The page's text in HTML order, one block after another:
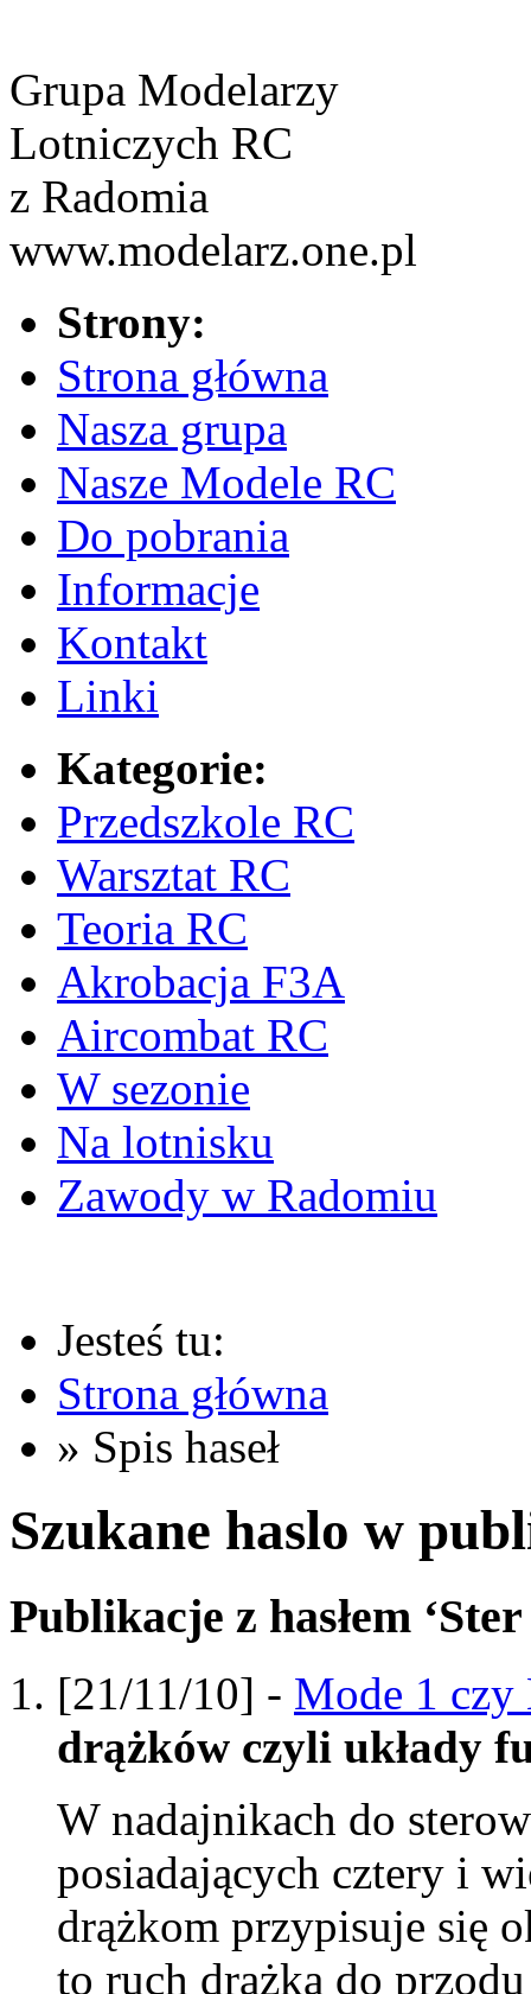
Grupa Modelarzy
Lotniczych RC
z Radomia
www.modelarz.one.pl
Strony:
Strona główna
Nasza grupa
Nasze Modele RC
Do pobrania
Informacje
Kontakt
Linki
Kategorie:
Przedszkole RC
Warsztat RC
Teoria RC
Akrobacja F3A
Aircombat RC
W sezonie
Na lotnisku
Zawody w Radomiu
Jesteś tu:
Strona główna
» Spis haseł
Szukane haslo w
Publikacje z hasłem
[21/11/10] - Mode 1 czy
drążków czyli układy
W nadajnikach do
posiadających cztery i
drążkom przypisuje się
to ruch drążka do